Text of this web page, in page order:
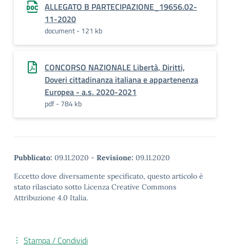
ALLEGATO B PARTECIPAZIONE_19656.02-
11-2020
document - 121 kb
CONCORSO NAZIONALE Libertà, Diritti,
Doveri cittadinanza italiana e appartenenza
Europea - a.s. 2020-2021
pdf - 784 kb
Pubblicato: 09.11.2020 - Revisione: 09.11.2020
Eccetto dove diversamente specificato, questo articolo è
stato rilasciato sotto Licenza Creative Commons
Attribuzione 4.0 Italia.
Stampa / Condividi